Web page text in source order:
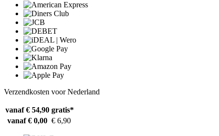
Verzendkosten voor Nederland
vanaf € 54,90 gratis*
vanaf € 0,00 € 6,90